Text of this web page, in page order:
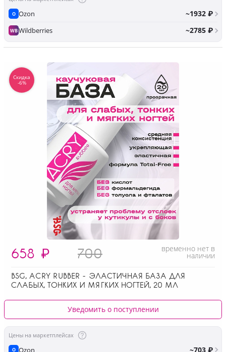
O Ozon ~1932 ₽
WBWildberries ~2785 ₽
658 ₽ 700 временно нет в
наличии
BSG, ACRY RUBBER - ЭЛАСТИЧНАЯ БАЗА ДЛЯ
СЛАБЫХ, ТОНКИХ И МЯГКИХ НОГТЕЙ, 20 МЛ
Уведомить о поступлении
Цены на маркетплейсах
O Ozon ~703 ₽
Скидка
-6%